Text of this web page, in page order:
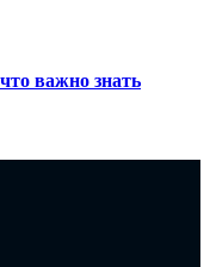
важно знать